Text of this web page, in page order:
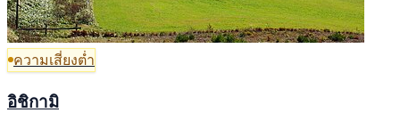
ความเสี่ยงต่ำ
อิชิกามิ